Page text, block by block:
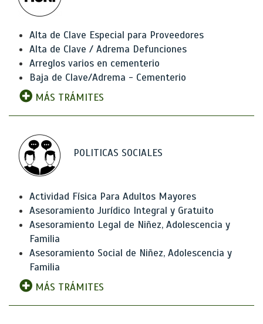
Alta de Clave Especial para Proveedores
Alta de Clave / Adrema Defunciones
Arreglos varios en cementerio
Baja de Clave/Adrema - Cementerio
MÁS TRÁMITES
POLITICAS SOCIALES
Actividad Física Para Adultos Mayores
Asesoramiento Jurídico Integral y Gratuito
Asesoramiento Legal de Niñez, Adolescencia y
Familia
Asesoramiento Social de Niñez, Adolescencia y
Familia
MÁS TRÁMITES